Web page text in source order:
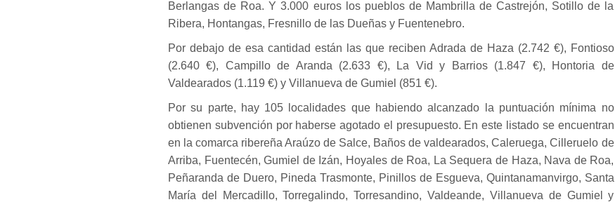
Berlangas de Roa. Y 3.000 euros los pueblos de Mambrilla de Castrejón, Sotillo de la
Ribera, Hontangas, Fresnillo de las Dueñas y Fuentenebro.
Por debajo de esa cantidad están las que reciben Adrada de Haza (2.742 €), Fontioso
(2.640 €), Campillo de Aranda (2.633 €), La Vid y Barrios (1.847 €), Hontoria de
Valdearados (1.119 €) y Villanueva de Gumiel (851 €).
Por su parte, hay 105 localidades que habiendo alcanzado la puntuación mínima no
obtienen subvención por haberse agotado el presupuesto. En este listado se encuentran
en la comarca ribereña Araúzo de Salce, Baños de valdearados, Caleruega, Cilleruelo de
Arriba, Fuentecén, Gumiel de Izán, Hoyales de Roa, La Sequera de Haza, Nava de Roa,
Peñaranda de Duero, Pineda Trasmonte, Pinillos de Esgueva, Quintanamanvirgo, Santa
María del Mercadillo, Torregalindo, Torresandino, Valdeande, Villanueva de Gumiel y